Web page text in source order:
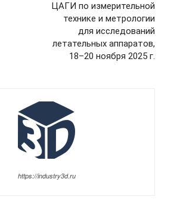
ЦАГИ по измерительной
технике и метрологии
для исследований
летательных аппаратов,
18–20 ноября 2025 г.
https://industry3d.ru